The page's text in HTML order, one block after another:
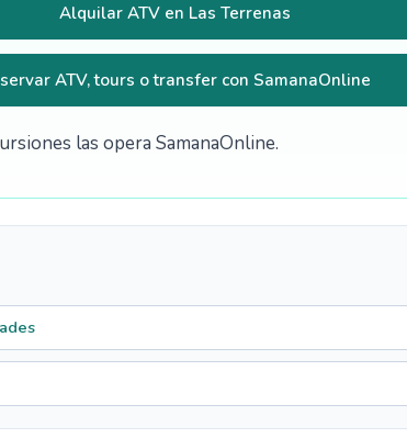
Alquilar ATV en Las Terrenas
ATV, tours o transfer con SamanaOnline
las opera SamanaOnline.